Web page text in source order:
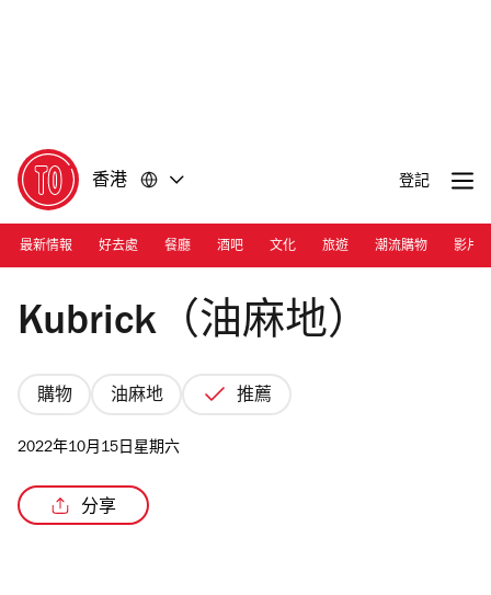
香港 登記
最新情報 好去處 餐廳 酒吧 文化 旅遊 潮流購物 影片
Photograph: Nicholas Wong
Kubrick（油麻地）
購物 油麻地 推薦
2022年10月15日星期六
分享